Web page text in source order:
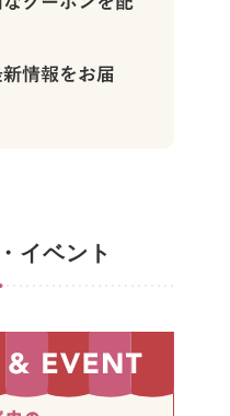
イベント